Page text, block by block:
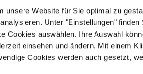
unsere Website für Sie optimal zu
Unter "Einstellungen" finden
Cookies auswählen. Ihre Auswahl
einsehen und ändern. Mit einem
Cookies werden auch gesetzt,
von Giacomo Badoaro und
Francesco Petrarca